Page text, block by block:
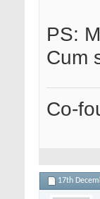
PS:
Cum
Co-
17th